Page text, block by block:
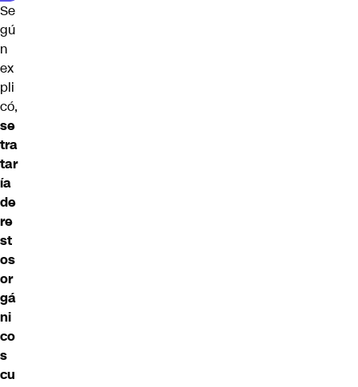
Se
gú
n
ex
pli
có,
se
tra
tar
ía
de
re
st
os
or
gá
ni
co
s
cu